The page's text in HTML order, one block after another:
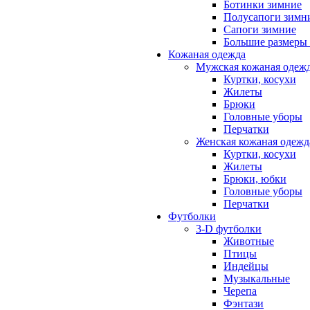
Ботинки зимние
Полусапоги
Сапоги зимние
Большие размеры
Кожаная одежда
Мужская кожаная
Куртки, косухи
Жилеты
Брюки
Головные уборы
Перчатки
Женская кожаная
Куртки, косухи
Жилеты
Брюки, юбки
Головные уборы
Перчатки
Футболки
3-D футболки
Животные
Птицы
Индейцы
Музыкальные
Черепа
Фэнтази